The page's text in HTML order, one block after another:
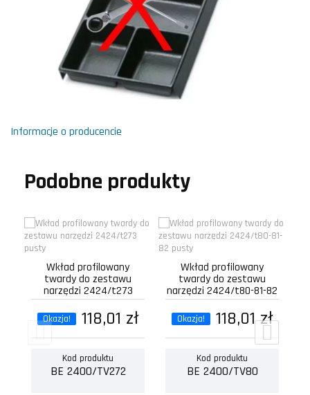
Informacje o producencie
Podobne produkty
Wkład profilowany
twardy do zestawu
narzędzi 2424/t273
pusty
Okazja! 118,01 zł
Kod produktu
BE 2400/TV272
Wkład profilowany
twardy do zestawu
narzędzi 2424/t80-81-82
pusty
Okazja! 118,01 zł
Kod produktu
BE 2400/TV80